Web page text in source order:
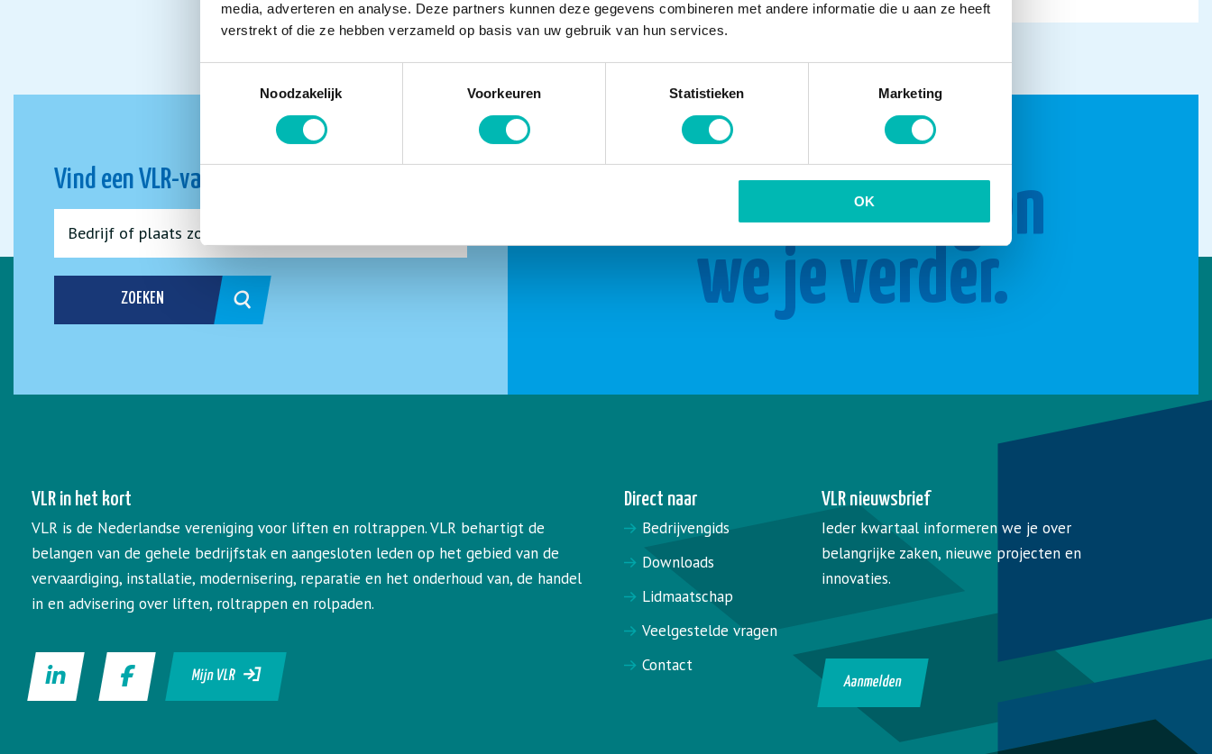
media, adverteren en analyse. Deze partners kunnen deze gegevens combineren met andere informatie die u aan ze heeft
verstrekt of die ze hebben verzameld op basis van uw gebruik van hun services.
Noodzakelijk
Voorkeuren Statistieken Marketing
OK
Vind een VLR-vakbedrijf bij jou in de buurt
ZOEKEN
Samen brengen
we je verder.
VLR in het kort
VLR is de Nederlandse vereniging voor liften en roltrappen. VLR behartigt de
belangen van de gehele bedrijfstak en aangesloten leden op het gebied van de
vervaardiging, installatie, modernisering, reparatie en het onderhoud van, de handel
in en advisering over liften, roltrappen en rolpaden.
Mijn VLR
Direct naar
Bedrijvengids
Downloads
Lidmaatschap
Veelgestelde vragen
Contact
VLR nieuwsbrief
Ieder kwartaal informeren we je over
belangrijke zaken, nieuwe projecten en
innovaties.
Aanmelden